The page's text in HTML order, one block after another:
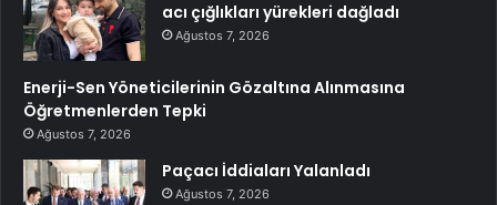
acı çığlıkları yürekleri dağladı
Ağustos 7, 2026
Enerji-Sen Yöneticilerinin Gözaltına Alınmasına
Öğretmenlerden Tepki
Ağustos 7, 2026
Paçacı İddiaları Yalanladı
Ağustos 7, 2026